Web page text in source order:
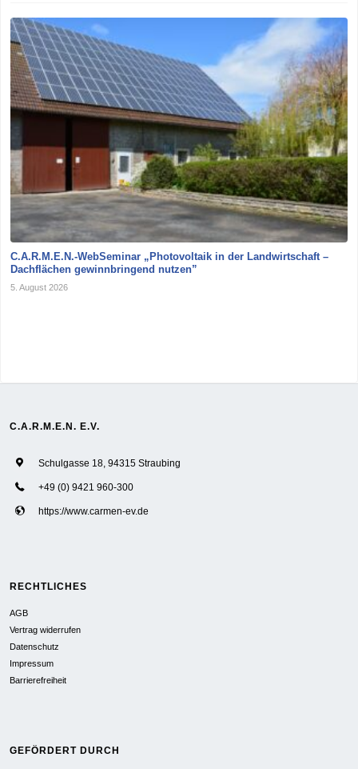
C.A.R.M.E.N.-WebSeminar „Photovoltaik in der Landwirtschaft –
Dachflächen gewinnbringend nutzen”
5. August 2026
C.A.R.M.E.N. E.V.
Schulgasse 18, 94315 Straubing
+49 (0) 9421 960-300
https://www.carmen-ev.de
RECHTLICHES
AGB
Vertrag widerrufen
Datenschutz
Impressum
Barrierefreiheit
GEFÖRDERT DURCH